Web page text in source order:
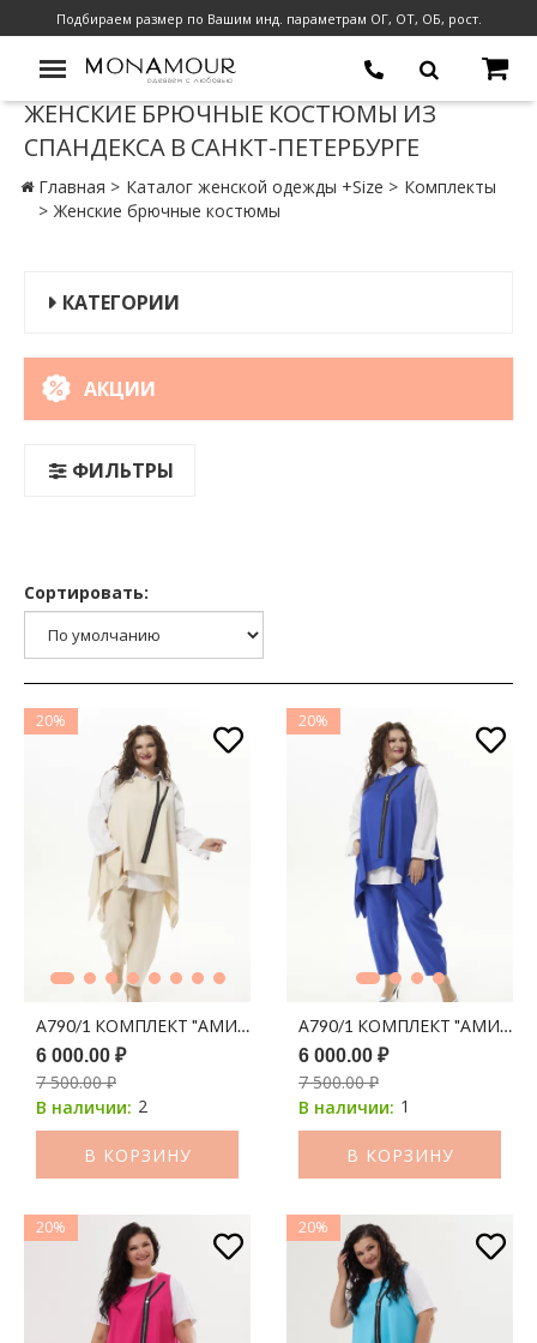
Подбираем размер по Вашим инд. параметрам ОГ, ОТ, ОБ, рост.
ЖЕНСКИЕ БРЮЧНЫЕ КОСТЮМЫ ИЗ
СПАНДЕКСА В САНКТ-ПЕТЕРБУРГЕ
Главная Каталог женской одежды +Size
Комплекты
Женские брючные костюмы
КАТЕГОРИИ
АКЦИИ
ФИЛЬТРЫ
Сортировать:
20%
А790/1 КОМПЛЕКТ "АМИНА" МОЛОКО
6 000.00 ₽
7 500.00 ₽
В наличии: 2
В КОРЗИНУ
20%
6 000.00 ₽
7 500.00 ₽
В наличии: 1
В КОРЗИНУ
20% 20%